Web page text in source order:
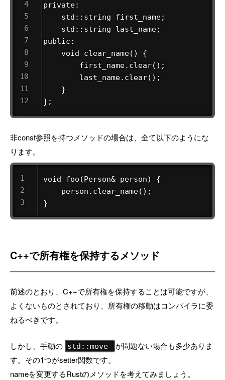
private:
    std::string first_name;
    std::string last_name;
public:
    void clear_name() {
        first_name.clear();
        last_name.clear();
    }
};
非const参照を持つメソッドの場合は、全て以下のようにな
ります。
void foo(Person& person) {
    person.clear_name();
}
C++で所有権を保持するメソッド
前述のとおり、C++で所有権を保持することは可能ですが、
よくないものとされており、所有権の移動はコンパイラに委
ねるべきです。
しかし、手動の std::move
が問題ない場合も多少ありま
す。その1つがsetter関数です。
nameを変更するRustのメソッドを考えてみましょう。